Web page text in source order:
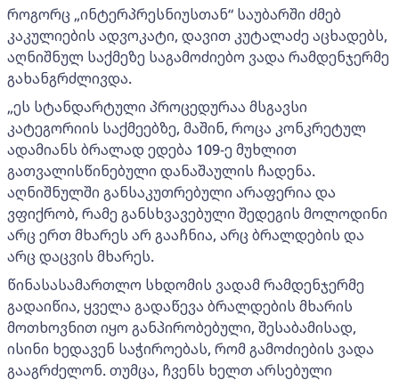
როგორც „ინტერპრესნიუსთან“ საუბარში ძმებ
კაკულიების ადვოკატი, დავით კუტალაძე აცხადებს,
აღნიშნულ საქმეზე საგამოძიებო ვადა რამდენჯერმე
გახანგრძლივდა.
„ეს სტანდარტული პროცედურაა მსგავსი
კატეგორიის საქმეებზე, მაშინ, როცა კონკრეტულ
ადამიანს ბრალად ედება 109-ე მუხლით
გათვალისწინებული დანაშაულის ჩადენა.
აღნიშნულში განსაკუთრებული არაფერია და
ვფიქრობ, რამე განსხვავებული შედეგის მოლოდინი
არც ერთ მხარეს არ გააჩნია, არც ბრალდების და
არც დაცვის მხარეს.
წინასასამართლო სხდომის ვადამ რამდენჯერმე
გადაიწია, ყველა გადაწევა ბრალდების მხარის
მოთხოვნით იყო განპირობებული, შესაბამისად,
ისინი ხედავენ საჭიროებას, რომ გამოძიების ვადა
გააგრძელონ. თუმცა, ჩვენს ხელთ არსებული